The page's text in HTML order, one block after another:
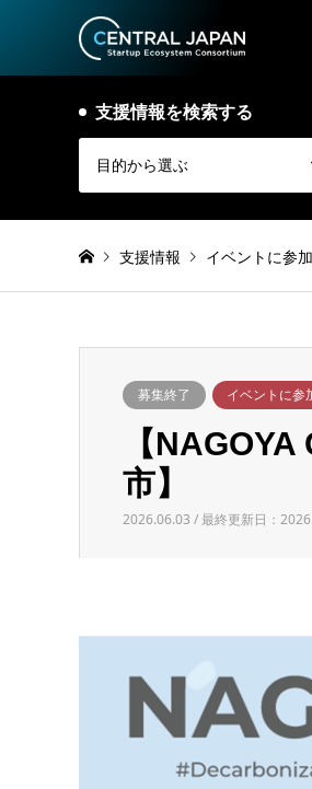
支援情報を検索する
目的から選ぶ
支援情報 イベントに参
募集終了 イベントに参
【
市】
2026.06.03 / 最終更新日：